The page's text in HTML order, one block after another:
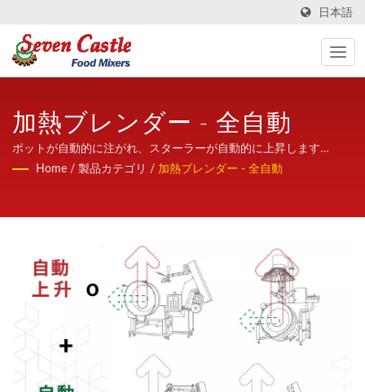
日本語
加熱ブレンダー - 全自動
ポットが自動的に注がれ、スターラーが自動的に上昇します
（150/200/300/400リットル：大容量）/ 七堡は、フレンドリー
Home / 製品カテゴリ / 加熱ブレンダー - 全自動